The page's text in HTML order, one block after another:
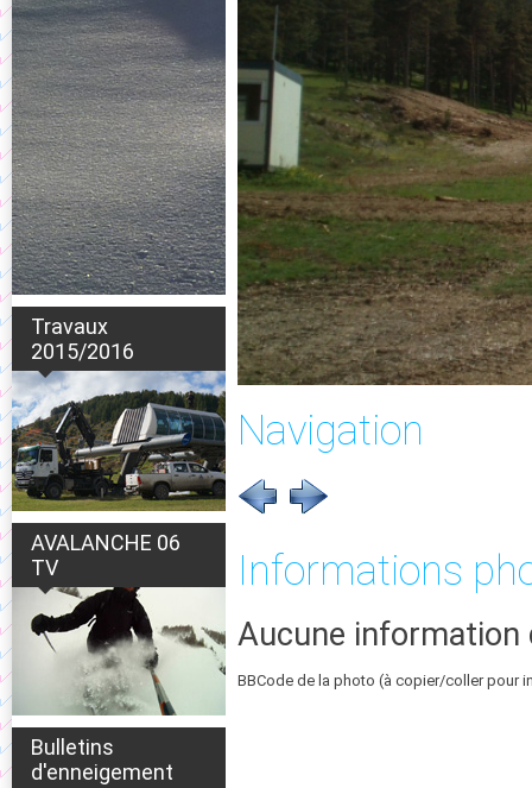
Travaux
2015/2016
AVALANCHE 06
TV
Bulletins
d'enneigement
Navigation
Informations
Aucune information
BBCode de la photo (à copier/coller pour